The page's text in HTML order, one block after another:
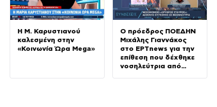
Η Μ. Καρυστιανού
καλεσμένη στην
«Κοινωνία Ώρα Mega»
Ο πρόεδρος ΠΟΕΔΗΝ
Μιχάλης Γιαννάκος
στο ΕΡΤnews για την
επίθεση που δέχθηκε
νοσηλεύτρια από